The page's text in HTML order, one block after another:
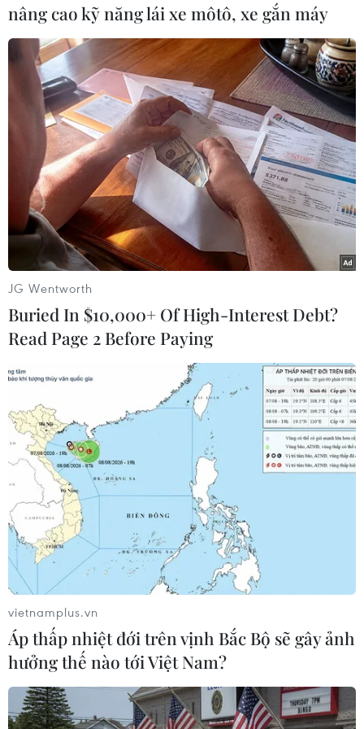
#Tottenham #Chelsea #Willian
#Jose Mourinho
Brazil
Theo dõi VietnamPlus
TIN CÙNG CHUYÊN MỤC
Xem trực tiếp Việt Nam-Campuchia
tại ASEAN Cup 2026 trên kênh nào?
07/08/2026 09:49
Nhận định Singapore vs
Indonesia (20h ngày 7/8): Cuộc quyết
đấu giành tấm vé bán kết duy nhất
07/08/2026 08:41
quyết giành ngôi đầu, Thái Lan vẫn
có thể bị loại
nâng cao kỹ năng lái xe môtô, xe gắn máy
JG Wentworth
Buried In $10,000+ Of High-Interest Debt?
Read Page 2 Before Paying
vietnamplus.vn
Áp thấp nhiệt đới trên vịnh Bắc Bộ sẽ gây ảnh
hưởng thế nào tới Việt Nam?